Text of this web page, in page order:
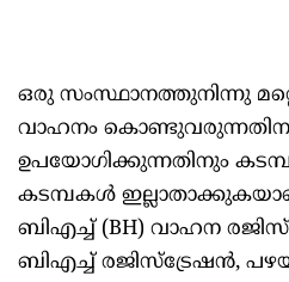
ഒരു സംസ്ഥാനത്തുനിന്നു
വാഹനം
ഉപയോഗിക്കുന്നതിനും
കടമ്പകൾ
ബിഎച്ച് (BH) വാഹന
ബിഎച്ച് രജിസ്ട്രേഷൻ,